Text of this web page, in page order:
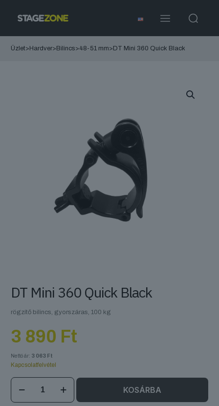
Üzlet> Hardver> Bilincs>48-51 mm> DT Mini 360 Quick Black
DT Mini 360 Quick Black
rögzítő bilincs, gyorszáras, 100 kg
3 890 Ft
Nettó ár: 3 063 Ft
Kapcsolatfelvétel
DT
Mini
360
KOSÁRBA